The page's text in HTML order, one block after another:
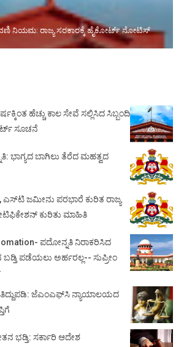
ನ್ಯಾಯಮೂರ್ತಿಗಳ ನೇಮಕ
ಹೆಚ್ಚು ಕಾಲ ಸೇವೆ ಸಲ್ಲಿಸಿದ ಸಿಬ್ಬಂದಿ
ಸೂಚನೆ
ಭಾಗ್ಯದ ಬಾಗಿಲು ತೆರೆದ ಮಹತ್ವದ
ಜಮೀನು ಪರಭಾರೆ ಕುರಿತ ರಾಜ್ಯ
ಕುರಿತು ಮಾಹಿತಿ
ಪದೋನ್ನತಿ ನಿರಾಕರಿಸಿದ
ಪಡೆಯಲು ಅರ್ಹರಲ್ಲ-- ಸುಪ್ರೀಂ
ಜೆಎಂಎಫ್‌ಸಿ ನ್ಯಾಯಾಲಯದ
ಭಡ್ತಿ: ಸರ್ಕಾರಿ ಆದೇಶ